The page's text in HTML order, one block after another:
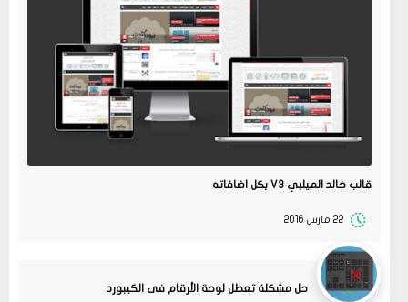
قالب خالد الميلبي V3 بكل اضافاته
22 مارس 2016
حل مشكلة تعطل لوحة الأرقام فى الكيبورد